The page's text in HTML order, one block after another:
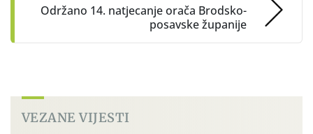
Održano 14. natjecanje orača Brodsko-
posavske županije
VEZANE VIJESTI